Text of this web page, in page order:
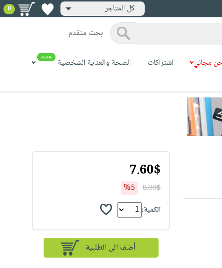
كل المتاجر 0
بحث متقدم
مجاني اشتراكات الصحة والعناية الشخصية جديد
7.60$
8.00$
%5
الكمية:
أضف الى الطلبية